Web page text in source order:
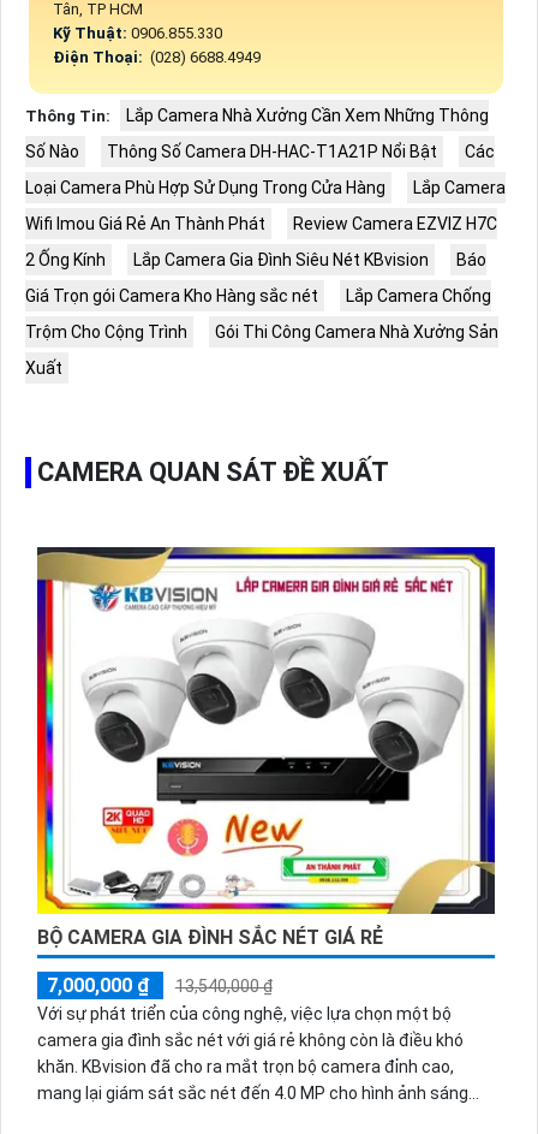
Tân, TP HCM
Kỹ Thuật: 0906.855.330
Điện Thoại: (028) 6688.4949
Thông Tin:
Lắp Camera Nhà Xưởng Cần Xem Những Thông
Số Nào
Thông Số Camera DH-HAC-T1A21P Nổi Bật
Các
Loại Camera Phù Hợp Sử Dụng Trong Cửa Hàng
Lắp Camera
Wifi Imou Giá Rẻ An Thành Phát
Review Camera EZVIZ H7C
2 Ống Kính
Lắp Camera Gia Đình Siêu Nét KBvision
Báo
Giá Trọn gói Camera Kho Hàng sắc nét
Lắp Camera Chống
Trộm Cho Cộng Trình
Gói Thi Công Camera Nhà Xưởng Sản
Xuất
CAMERA QUAN SÁT ĐỀ XUẤT
BỘ CAMERA GIA ĐÌNH SẮC NÉT GIÁ RẺ
7,000,000 ₫
13,540,000 ₫
Với sự phát triển của công nghệ, việc lựa chọn một bộ
camera gia đình sắc nét với giá rẻ không còn là điều khó
khăn. KBvision đã cho ra mắt trọn bộ camera đỉnh cao,
mang lại giám sát sắc nét đến 4.0 MP cho hình ảnh sáng